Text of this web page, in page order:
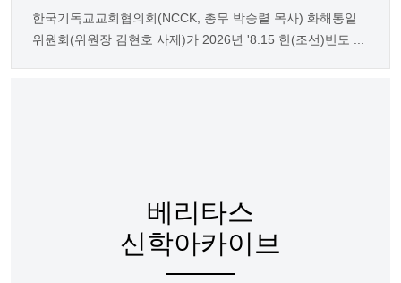
한국기독교교회협의회(NCCK, 총무 박승렬 목사) 화해통일
위원회(위원장 김현호 사제)가 2026년 '8.15 한(조선)반도 ...
베리타스
신학아카이브